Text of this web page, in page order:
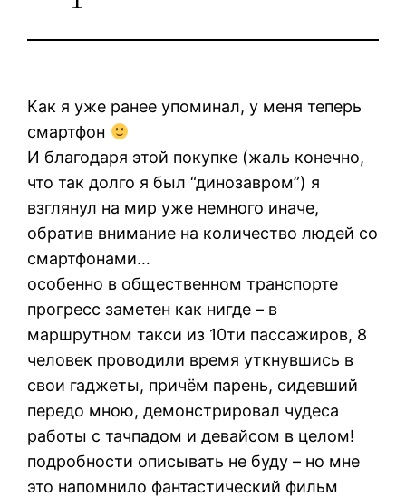
Как я уже ранее упоминал, у меня теперь
смартфон
И благодаря этой покупке (жаль конечно,
что так долго я был “динозавром”) я
взглянул на мир уже немного иначе,
обратив внимание на количество людей со
смартфонами…
особенно в общественном транспорте
прогресс заметен как нигде – в
маршрутном такси из 10ти пассажиров, 8
человек проводили время уткнувшись в
свои гаджеты, причём парень, сидевший
передо мною, демонстрировал чудеса
работы с тачпадом и девайсом в целом!
подробности описывать не буду – но мне
это напомнило фантастический фильм